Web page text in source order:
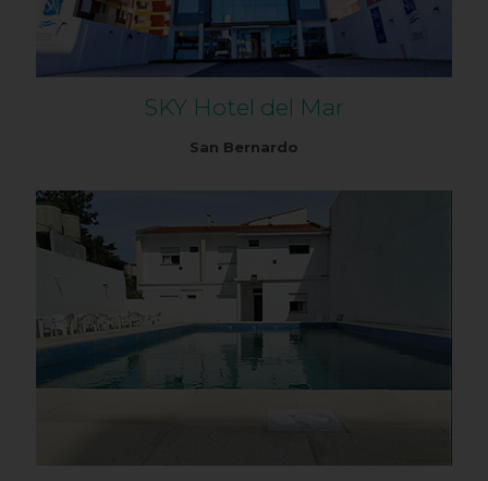
SKY Hotel del Mar
San Bernardo